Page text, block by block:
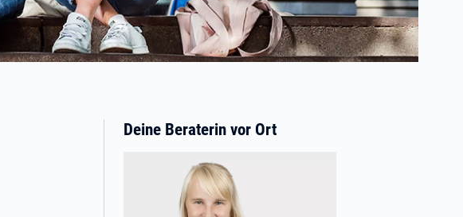
Deine Beraterin vor Ort